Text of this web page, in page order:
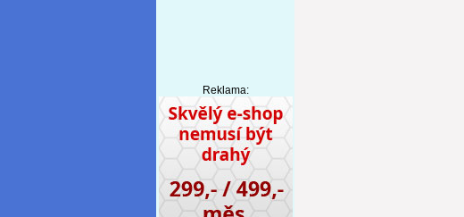
Reklama: